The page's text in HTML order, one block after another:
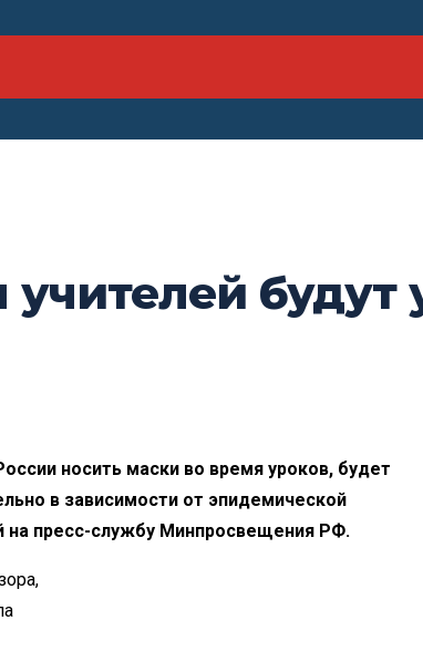
будут
носить маски во время уроков, будет
в зависимости от эпидемической
на пресс-службу Минпросвещения РФ.